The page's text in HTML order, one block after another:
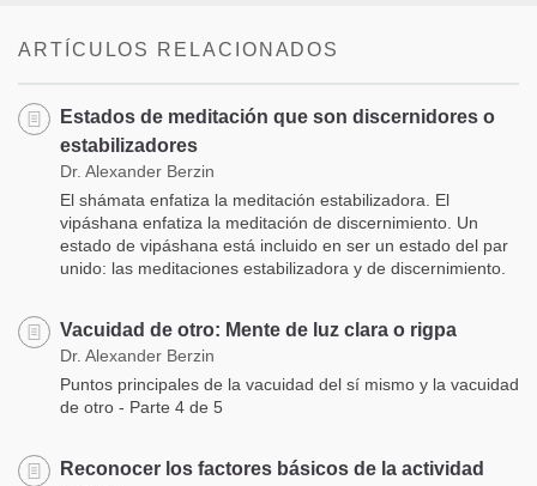
ARTÍCULOS RELACIONADOS
Estados de meditación que son discernidores o
estabilizadores
Dr. Alexander Berzin
El shámata enfatiza la meditación estabilizadora. El
vipáshana enfatiza la meditación de discernimiento. Un
estado de vipáshana está incluido en ser un estado del par
unido: las meditaciones estabilizadora y de discernimiento.
Vacuidad de otro: Mente de luz clara o rigpa
Dr. Alexander Berzin
Puntos principales de la vacuidad del sí mismo y la vacuidad
de otro - Parte 4 de 5
Reconocer los factores básicos de la actividad